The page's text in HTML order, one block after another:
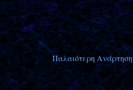
Παλαιότερη Ανάρτηση